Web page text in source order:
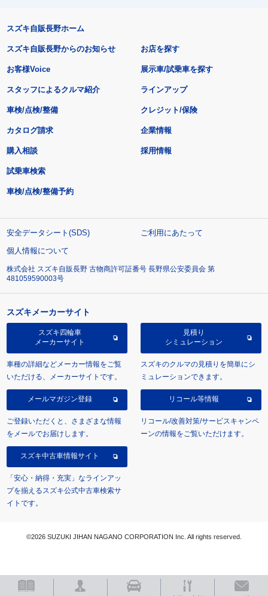
スズキ自販長野ホーム
スズキ自販長野からのお知らせ
お客様Voice
スタッフによるクルマ紹介
お店を探す
展示車/試乗車を探す
ラインアップ
車検/点検/整備 クレジット/保険
カタログ請求
購入相談
試乗車検索
車検/点検/整備予約
企業情報
採用情報
安全データシート(SDS)
ご利用にあたって
個人情報について
株式会社 スズキ自販長野 古物商許可証番号 長野県公安委員会 第
481059590003号
スズキメーカーサイト
スズキ四輪車
メーカーサイト
車種の詳細などメーカー情報をご覧
いただける、メーカーサイトです。
見積り
シミュレーション
スズキのクルマの見積りを簡単にシ
ミュレーションできます。
メールマガジン登録
ご登録いただくと、さまざまな情報
をメールでお届けします。
リコール等情報
リコール/改善対策/サービスキャンペ
ーンの情報をご覧いただけます。
スズキ中古車情報サイト
「安心・納得・充実」なラインアッ
プを揃えるスズキ公式中古車検索サ
イトです。
©2026 SUZUKI JIHAN NAGANO CORPORATION Inc. All rights reserved.